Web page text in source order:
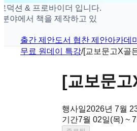
바이더 입니다.
제작하고 있
골든래
골든래
출간 제안도서 협찬 제안아카데
무료 원데이 특강/[교보문고X골
[교보문
행사일2026년 7월
기간7월 02일(목) ~